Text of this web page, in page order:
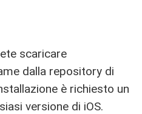
scaricare
dalla repository di
è richiesto un
versione di iOS.